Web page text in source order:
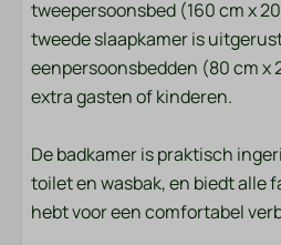
Ligging
Middagzon
Vrijstaand
Buiten
tweepersoonsbed (160 cm x
tweede slaapkamer is
eenpersoonsbedden (80 cm x
extra gasten of kinderen.
De badkamer is praktisch
toilet en wasbak, en biedt alle
hebt voor een comfortabel